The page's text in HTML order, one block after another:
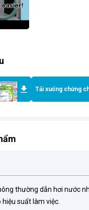
Tải xuống chứng
thường dẫn hơi nước
hiệu suất làm việc.